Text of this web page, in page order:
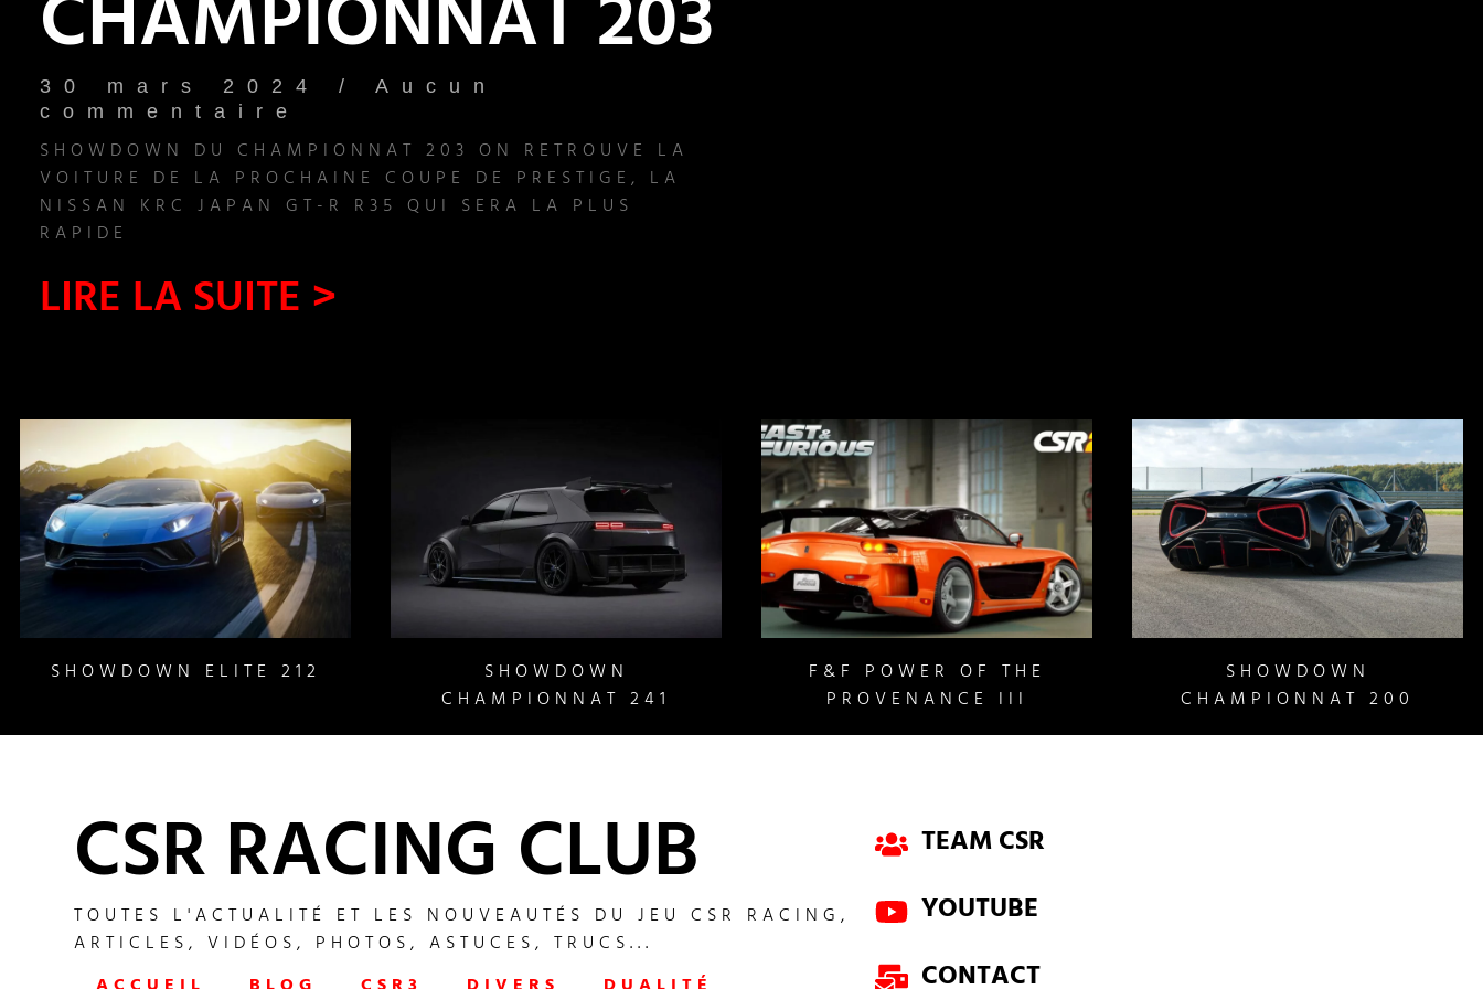
CHAMPIONNAT 203
30 mars 2024
Aucun
commentaire
SHOWDOWN DU CHAMPIONNAT 203 ON RETROUVE LA
VOITURE DE LA PROCHAINE COUPE DE PRESTIGE, LA
NISSAN KRC JAPAN GT-R R35 QUI SERA LA PLUS
RAPIDE
LIRE LA SUITE >
SHOWDOWN ELITE 212
SHOWDOWN
CHAMPIONNAT 241
F&F POWER OF THE
PROVENANCE III
SHOWDOWN
CHAMPIONNAT 200
CSR RACING CLUB
TOUTES L'ACTUALITÉ ET LES NOUVEAUTÉS DU JEU CSR RACING,
ARTICLES, VIDÉOS, PHOTOS, ASTUCES, TRUCS...
TEAM CSR
YOUTUBE